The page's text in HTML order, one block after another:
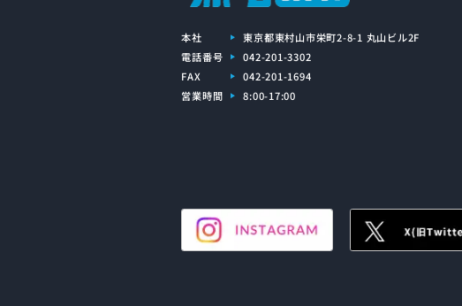
本社
東京都東村山市栄町2-8-1 丸山ビル2F
電話番号
042-201-3302
FAX
042-201-1694
営業時間
8:00-17:00